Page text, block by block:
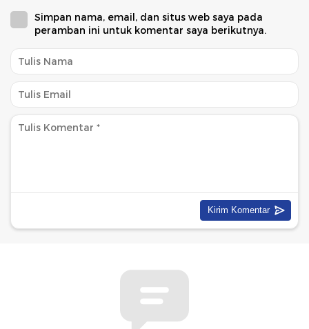
Simpan nama, email, dan situs web saya pada
peramban ini untuk komentar saya berikutnya.